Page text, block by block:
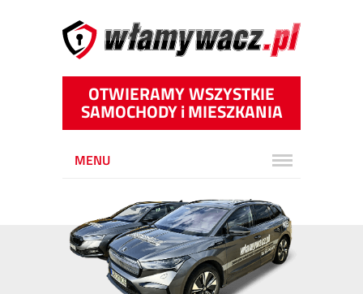
OTWIERAMY WSZYSTKIE
SAMOCHODYiMIESZKANIA
MENU